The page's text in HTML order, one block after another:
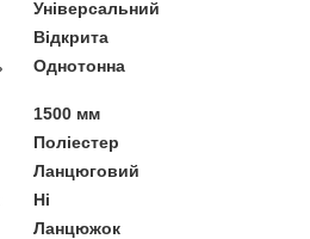
Універсальний
Відкрита
Однотонна
1500 мм
Поліестер
Ланцюговий
Ні
Ланцюжок